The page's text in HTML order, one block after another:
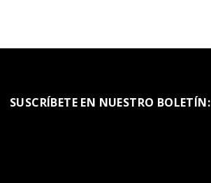
SUSCRÍBETE EN NUESTRO BOLETÍN: